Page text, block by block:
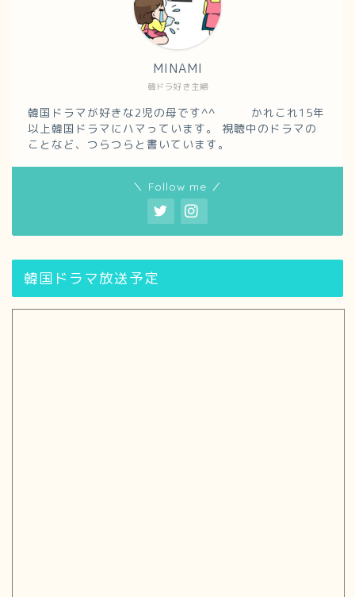
韓ドラ好き主婦
MINAMI
韓国ドラマが好きな2児の母です^^ かれこれ15年
以上韓国ドラマにハマっています。 視聴中のドラマの
ことなど、つらつらと書いています。
＼ Follow me ／
韓国ドラマ放送予定